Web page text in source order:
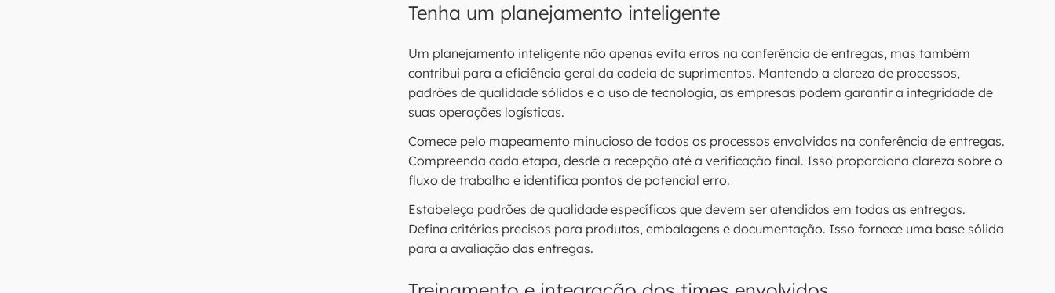
Tenha um planejamento inteligente
Um planejamento inteligente não apenas evita erros na conferência de entregas, mas também
contribui para a eficiência geral da cadeia de suprimentos. Mantendo a clareza de processos,
padrões de qualidade sólidos e o uso de tecnologia, as empresas podem garantir a integridade de
suas operações logísticas.
Comece pelo mapeamento minucioso de todos os processos envolvidos na conferência de entregas.
Compreenda cada etapa, desde a recepção até a verificação final. Isso proporciona clareza sobre o
fluxo de trabalho e identifica pontos de potencial erro.
Estabeleça padrões de qualidade específicos que devem ser atendidos em todas as entregas.
Defina critérios precisos para produtos, embalagens e documentação. Isso fornece uma base sólida
para a avaliação das entregas.